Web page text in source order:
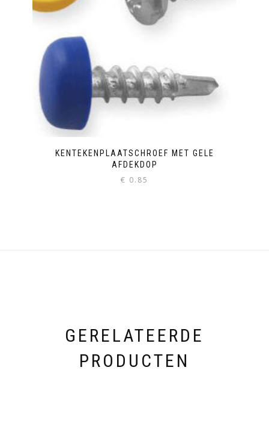
KENTEKENPLAATSCHROEF MET GELE
AFDEKDOP
€ 0.85
GERELATEERDE
PRODUCTEN